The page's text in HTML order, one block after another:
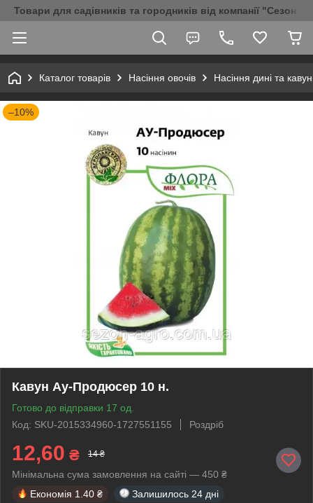
Товари для садівників та городників від компанії "Сезон
Каталог товарів Насіння овочів Насіння дині та
–10%
Кавун Ау-Продюсер 10 н.
Готово до відправки 17 од.
Код: SKU-2015334960-1727551155
Роздріб
12,60 ₴ 14 ₴
Мінімальна сума замовлення на сайті — 450 ₴
Економія 1.40 ₴ Залишилось 24 дні